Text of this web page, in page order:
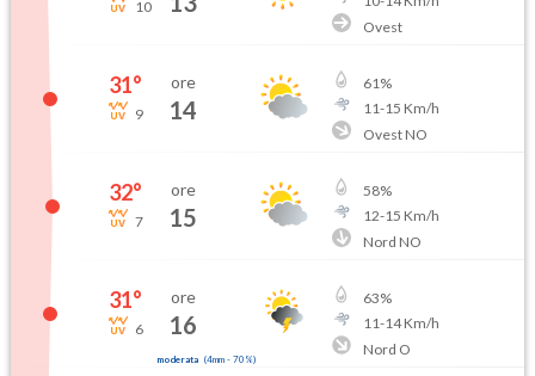
10
Ovest
31°
9
ore
14
61%
11-15 Km/h
Ovest NO
32°
7
ore
15
58%
12-15 Km/h
Nord NO
31°
6
ore
16
moderata (4mm- 70 %)
63%
11-14Km/h
Nord O